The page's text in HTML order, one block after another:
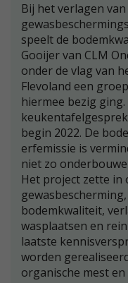
Bij het verlagen
speelt de
Gooijer van CLM
onder de vlag van
Flevoland een
hiermee bezig
begin 2022. De
erfemissie is
niet zo
Het project zette in
bodemkwaliteit,
wasplaatsen en
laatste
worden
organische mest